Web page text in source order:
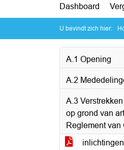
Dashboard
U bevindt zich hier:
A.1 Opening
A.2
A.3
op grond van
Reglement van